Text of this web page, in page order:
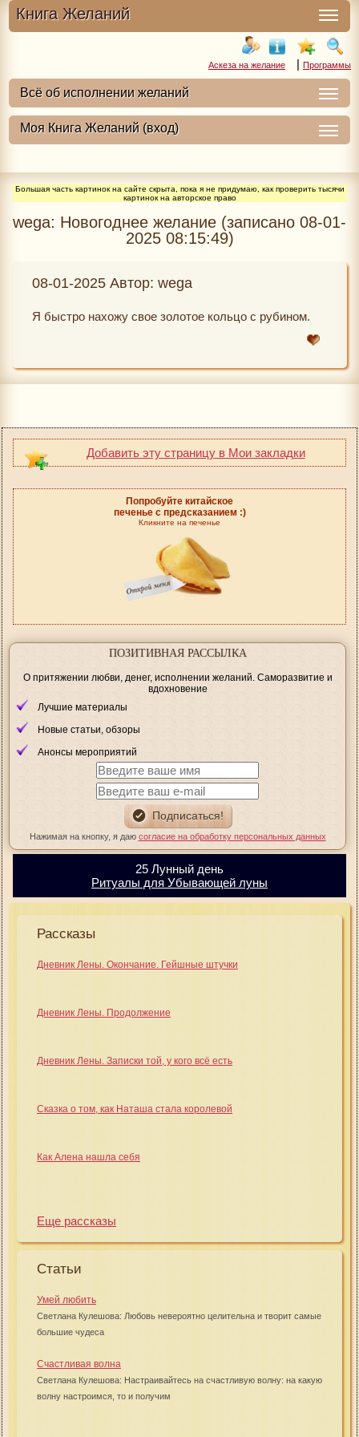
Книга Желаний
Аскеза на желание | Программы
Большая часть картинок на сайте скрыта, пока я не придумаю, как проверить тысячи
картинок на авторское право
wega: Новогоднее желание (записано 08-01-
2025 08:15:49)
08-01-2025 Автор: wega
Я быстро нахожу свое золотое кольцо с рубином.
Добавить эту страницу в Мои закладки
Попробуйте китайское
печенье с предсказанием :)
Кликните на печенье
ПОЗИТИВНАЯ РАССЫЛКА
О притяжении любви, денег, исполнении желаний. Саморазвитие и
вдохновение
Лучшие материалы
Новые статьи, обзоры
Анонсы мероприятий
Нажимая на кнопку, я даю согласие на обработку персональных данных
25 Лунный день
Ритуалы для Убывающей луны
Рассказы
Дневник Лены. Окончание. Гейшные штучки
Дневник Лены. Продолжение
Дневник Лены. Записки той, у кого всё есть
Сказка о том, как Наташа стала королевой
Как Алена нашла себя
Еще рассказы
Статьи
Умей любить
Светлана Кулешова: Любовь невероятно целительна и творит самые
большие чудеса
Счастливая волна
Светлана Кулешова: Настраивайтесь на счастливую волну: на какую
волну настроимся, то и получим